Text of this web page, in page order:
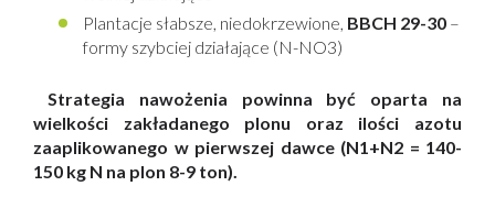
Plantacje słabsze, niedokrzewione, BBCH 29-30 –
formy szybciej działające (N-NO3)
Strategia nawożenia powinna być oparta na
wielkości zakładanego plonu oraz ilości azotu
zaaplikowanego w pierwszej dawce (N1+N2 = 140-
150 kg N na plon 8-9 ton).